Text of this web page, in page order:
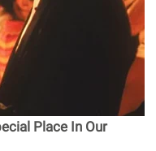
Place In Our